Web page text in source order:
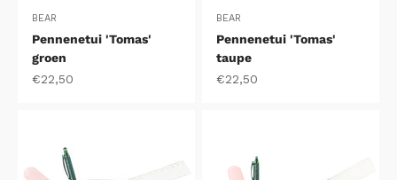
BEAR
Pennenetui 'Tomas'
groen
Aanbiedingsprijs
€22,50
BEAR
Pennenetui 'Tomas'
taupe
Aanbiedingsprijs
€22,50